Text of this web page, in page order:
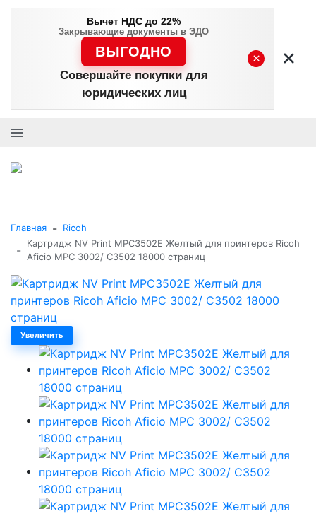
Вычет НДС до 22%
Закрывающие документы в ЭДО
ВЫГОДНО
Совершайте покупки для
юридических лиц
×
Главная - Ricoh
-
Картридж NV Print MPC3502E Желтый для принтеров Ricoh
Aficio MPС 3002/ C3502 18000 страниц
Увеличить